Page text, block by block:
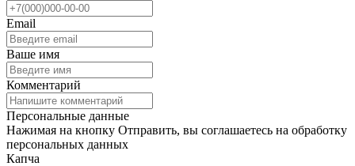
Email
Ваше имя
Комментарий
Персональные данные
Нажимая на кнопку Отправить, вы соглашаетесь на обработку
персональных данных
Капча